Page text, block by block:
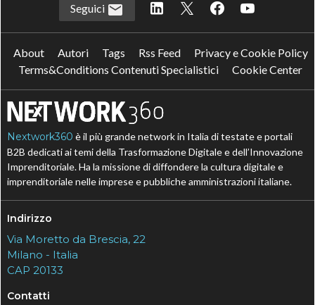
Seguici
About Autori Tags Rss Feed
Privacy e Cookie Policy
Terms&Conditions Contenuti Specialistici
Cookie Center
Nextwork360 è il più grande network in Italia di testate e portali
B2B dedicati ai temi della Trasformazione Digitale e dell’Innovazione
Imprenditoriale. Ha la missione di diffondere la cultura digitale e
imprenditoriale nelle imprese e pubbliche amministrazioni italiane.
Indirizzo
Via Moretto da Brescia, 22
Milano - Italia
CAP 20133
Contatti